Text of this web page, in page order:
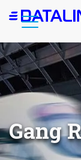
Direkt
zum
Gang